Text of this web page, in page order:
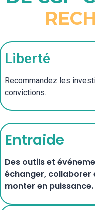
Liberté
Recommandez les
convictions.
Entraide
Des outils et
échanger, collaborer
monter en puissance.